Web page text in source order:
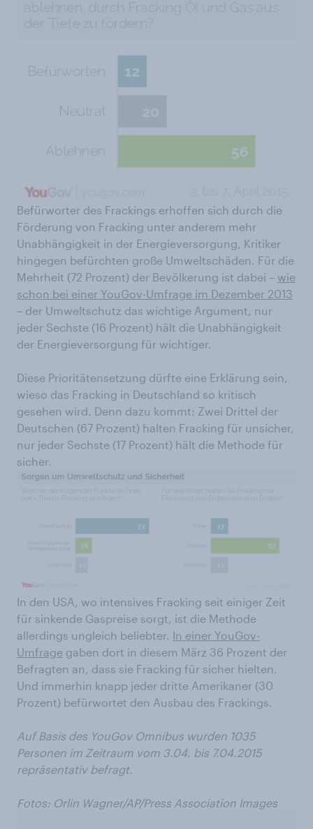
Befürworter des Frackings erhoffen sich durch die
Förderung von Fracking unter anderem mehr
Unabhängigkeit in der Energieversorgung, Kritiker
hingegen befürchten große Umweltschäden. Für die
Mehrheit (72 Prozent) der Bevölkerung ist dabei – wie
schon bei einer YouGov-Umfrage im Dezember 2013
– der Umweltschutz das wichtige Argument, nur
jeder Sechste (16 Prozent) hält die Unabhängigkeit
der Energieversorgung für wichtiger.
Diese Prioritätensetzung dürfte eine Erklärung sein,
wieso das Fracking in Deutschland so kritisch
gesehen wird. Denn dazu kommt: Zwei Drittel der
Deutschen (67 Prozent) halten Fracking für unsicher,
nur jeder Sechste (17 Prozent) hält die Methode für
sicher.
In den USA, wo intensives Fracking seit einiger Zeit
für sinkende Gaspreise sorgt, ist die Methode
allerdings ungleich beliebter. In einer YouGov-
Umfrage gaben dort in diesem März 36 Prozent der
Befragten an, dass sie Fracking für sicher hielten.
Und immerhin knapp jeder dritte Amerikaner (30
Prozent) befürwortet den Ausbau des Frackings.
Auf Basis des YouGov Omnibus wurden 1035
Personen im Zeitraum vom 3.04. bis 7.04.2015
repräsentativ befragt.
Fotos: Orlin Wagner/AP/Press Association Images